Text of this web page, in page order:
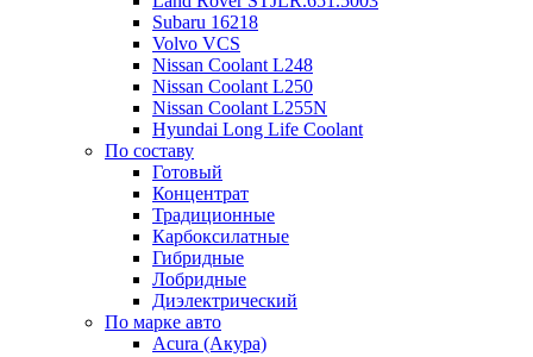
Subaru 16218
Volvo VCS
Nissan Coolant L248
Nissan Coolant L250
Nissan Coolant L255N
Hyundai Long Life Coolant
По составу
Готовый
Концентрат
Традиционные
Карбоксилатные
Гибридные
Лобридные
Диэлектрический
По марке авто
Acura (Акура)